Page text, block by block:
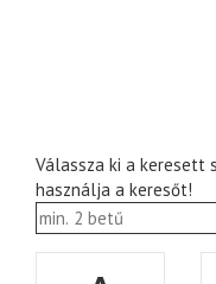
Válassza ki a keresett
használja a keresőt!